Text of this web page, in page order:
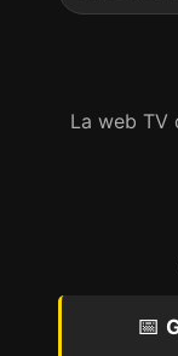
La web TV
📅